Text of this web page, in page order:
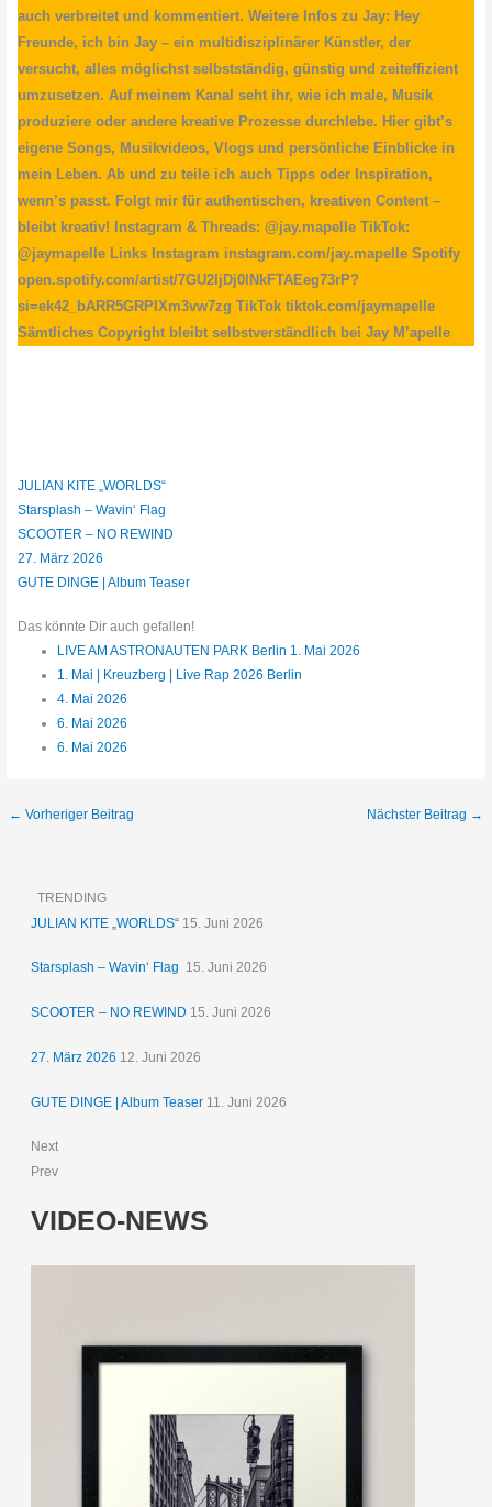
auch verbreitet und kommentiert. Weitere Infos zu Jay: Hey
Freunde, ich bin Jay – ein multidisziplinärer Künstler, der
versucht, alles möglichst selbstständig, günstig und zeiteffizient
umzusetzen. Auf meinem Kanal seht ihr, wie ich male, Musik
produziere oder andere kreative Prozesse durchlebe. Hier gibt’s
eigene Songs, Musikvideos, Vlogs und persönliche Einblicke in
mein Leben. Ab und zu teile ich auch Tipps oder Inspiration,
wenn’s passt. Folgt mir für authentischen, kreativen Content –
bleibt kreativ! Instagram & Threads: @jay.mapelle TikTok:
@jaymapelle Links Instagram instagram.com/jay.mapelle Spotify
open.spotify.com/artist/7GU2IjDj0lNkFTAEeg73rP?
si=ek42_bARR5GRPIXm3vw7zg TikTok tiktok.com/jaymapelle
Sämtliches Copyright bleibt selbstverständlich bei Jay M’apelle
JULIAN KITE „WORLDS“
Starsplash – Wavin‘ Flag
SCOOTER – NO REWIND
27. März 2026
GUTE DINGE | Album Teaser
Das könnte Dir auch gefallen!
LIVE AM ASTRONAUTEN PARK Berlin 1. Mai 2026
1. Mai | Kreuzberg | Live Rap 2026 Berlin
4. Mai 2026
6. Mai 2026
6. Mai 2026
← Vorheriger Beitrag Nächster Beitrag →
TRENDING
JULIAN KITE „WORLDS“ 15. Juni 2026
Starsplash – Wavin‘ Flag 15. Juni 2026
SCOOTER – NO REWIND 15. Juni 2026
27. März 2026 12. Juni 2026
GUTE DINGE | Album Teaser 11. Juni 2026
Next
Prev
VIDEO-NEWS